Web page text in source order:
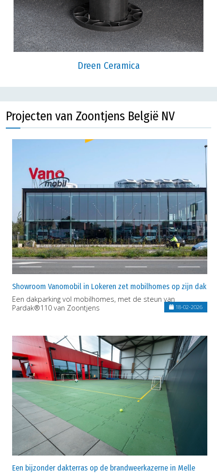
Dreen Ceramica
Projecten van Zoontjens België NV
Showroom Vanomobil in Lokeren zet mobilhomes op zijn dak
Een dakparking vol mobilhomes, met de steun van
Pardak®110 van Zoontjens
18-02-2026
Een bijzonder dakterras op de brandweerkazerne in Melle